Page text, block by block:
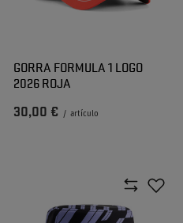
GORRA FORMULA 1 LOGO
2026 ROJA
30,00 € / artículo